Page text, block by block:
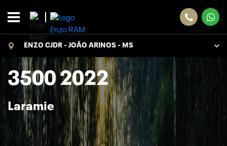
ENZO CJDR - JOÃO ARINOS - MS
3500 2022
Laramie